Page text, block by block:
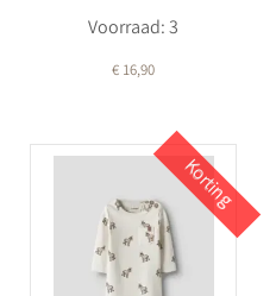
Voorraad: 3
€ 16,90
Korting